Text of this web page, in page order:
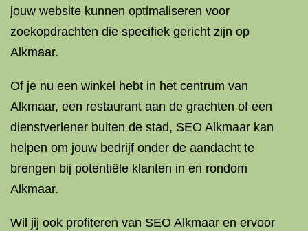
jouw website kunnen optimaliseren voor
zoekopdrachten die specifiek gericht zijn op
Alkmaar.
Of je nu een winkel hebt in het centrum van
Alkmaar, een restaurant aan de grachten of een
dienstverlener buiten de stad, SEO Alkmaar kan
helpen om jouw bedrijf onder de aandacht te
brengen bij potentiële klanten in en rondom
Alkmaar.
Wil jij ook profiteren van SEO Alkmaar en ervoor